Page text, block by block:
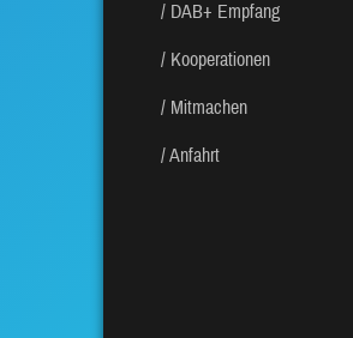
DAB+ Empfang
Kooperationen
Mitmachen
Anfahrt